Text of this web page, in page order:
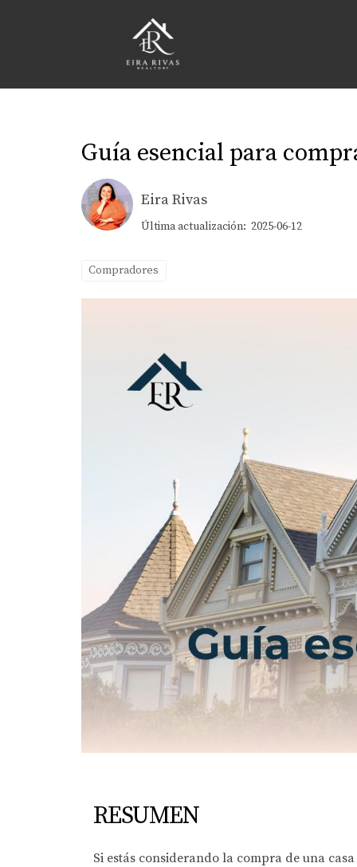
Guía esencial para
Eira Rivas
Última actualización: 2025-06-12
Compradores
RESUMEN
Si estás considerando la compra de una